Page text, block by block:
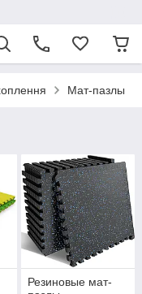
Мат-пазлы
Резиновые мат-